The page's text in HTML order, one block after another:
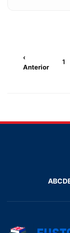
‹
Anterior
1
ABCD